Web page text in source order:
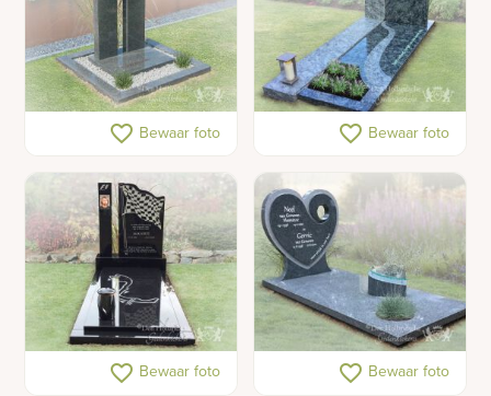
Kort grafmonument met
favorite_border Bewaar foto
Grafmonument
natuursteen
favorite_border Bewaar foto
Grafmonument formule 1
favorite_border Bewaar foto Hartvorm grafsteen
favorite_border Bewaar foto